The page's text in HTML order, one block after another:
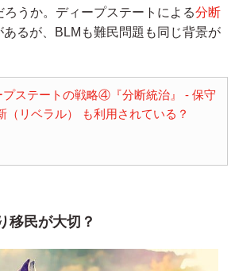
ろうか。ディープステートによる分断
るが、BLMも難民問題も同じ背景が
プステートの戦略④『分断統治』 - 保守
（リベラル） も利用されている？
移民が大切？